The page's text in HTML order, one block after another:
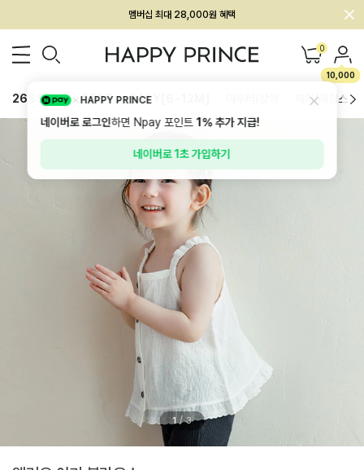
회원전용 아울렛, 가입하면 ~60% 할인!
멤버십 최대 28,000원 혜택 0
10,000
26SS 신상 BEST BABY[6~12M] 하의/레깅스
1 / 3
HAPPY PRINCE
네이버로 로그인하면 Npay 포인트1%추가 지급!
네이버로 1초 가입하기